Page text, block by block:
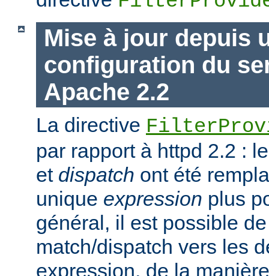
Mise à jour depuis
configuration du
Apache 2.2
La directive
par rapport à httpd 2.2 :
et dispatch ont été
unique expression plus
général, il est possible
match/dispatch vers les
expression, de la